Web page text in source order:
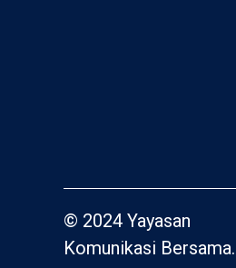
© 2024 Yayasan
Komunikasi